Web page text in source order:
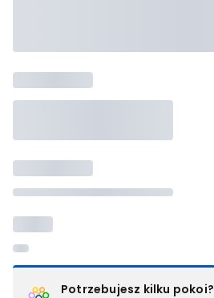
Potrzebujesz kilku pokoi?